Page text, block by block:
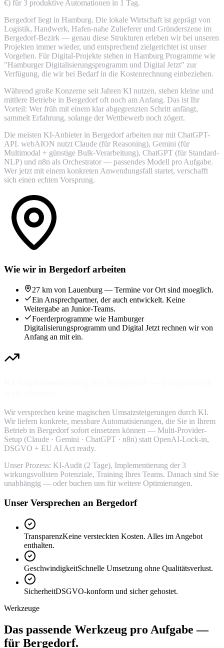
€) für 3 produktive Automationen in 1 Tag.
Bergedorf liegt in Hamburg. Die lokale Wirtschaft ist geprägt von
Logistik, Handwerk, Hafen-nahe Zulieferer und Gründerszene im
Bergedorf-Bezirk — genau diese Strukturen erleben wir bei unseren
Projekten immer wieder, und entsprechend zielgerichtet ist unser
Vorgehen. Für Digital-Projekte stehen in Hamburg Programme wie
"Hamburger Digitalisierungsprogramm und Digital Jetzt" zur
Verfügung, die wir bei Bedarf in die Kostenrechnung einbeziehen.
Während große Konzerne seit Jahren KI nutzen, stehen kleine und
mittlere Betriebe in Bergedorf oft noch am Anfang. Das ist Ihr
Vorteil: Wer früh mit einem klar abgegrenzten Schritt anfängt,
sammelt Erfahrung, solange der Wettbewerb noch zögert.
Die meisten KI-Anbieter in Bergedorf arbeiten nur mit ChatGPT-
API. webAION nutzt Claude (für Reasoning), Gemini (für
Multimodal + günstige Bulk-Verarbeitung), ChatGPT (für Standard-
NLP) und n8n als Orchestrator — passendes Modell pro Aufgabe.
Wer jetzt mit einem konkreten Anwendungsfall startet, verschafft
sich einen echten Vorsprung.
Wie wir in Bergedorf arbeiten
27 km von Lauenburg — Termine vor Ort sind moeglich.
Ein Ansprechpartner, der auch entwickelt. Keine
Weitergabe an Junior-Teams.
Foerderprogramme wie Hamburger
Digitalisierungsprogramm und Digital Jetzt rechnen wir von
Anfang an mit ein.
Wir versprechen keine magischen Umsatzsteigerungen durch KI.
Wir liefern konkrete, messbare Automatisierungen, die Sie in Ihrem
Betrieb in Bergedorf sofort einsetzen können — Multi-Provider-
Setup (Claude · Gemini · ChatGPT · n8n) statt OpenAI-Lock-in,
DSGVO + EU AI Act ready.
Unser Prozess: KI-Audit (2 Tage), Implementierung der 3
wirkungsvollsten Potenziale, Training Ihres Teams. Danach sind Sie
unabhängig — oder buchen uns für weitere Optimierungen.
Unser Versprechen an Bergedorf
TransparenzKeine versteckten Kosten. Alles im Angebot
enthalten.
GeschwindigkeitSchnelle Umsetzung ohne Qualitätsverlust.
SicherheitDSGVO-konform und sicher gehostet.
Werkzeuge
Das passende Werkzeug pro Aufgabe —
für Bergedorf.